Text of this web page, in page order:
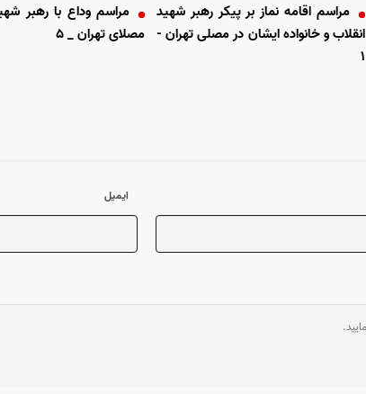
مراسم اقامه نماز بر پیکر رهبر شهید
انقلاب و خانواده ایشان در مصلی تهران -
۱
مراسم وداع با رهبر
مصلای تهران _ ۵
ایمیل